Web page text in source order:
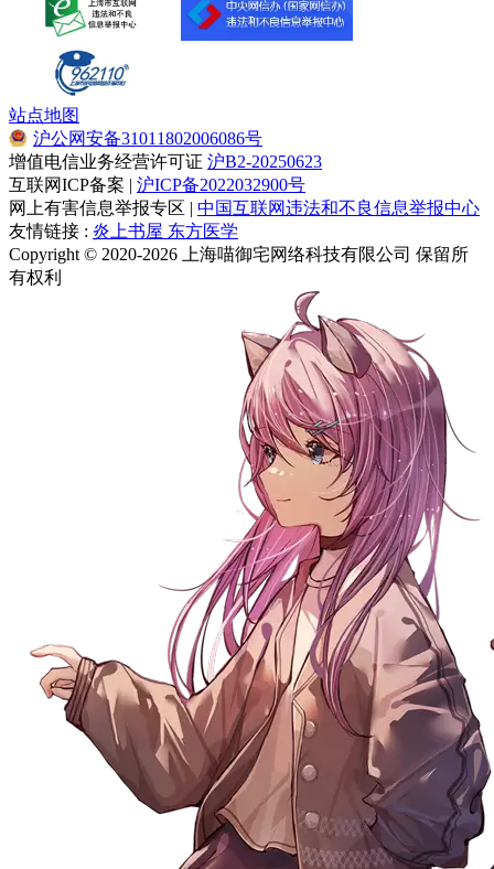
站点地图
沪公网安备31011802006086号
增值电信业务经营许可证 沪B2-20250623
互联网ICP备案 | 沪ICP备2022032900号
网上有害信息举报专区 | 中国互联网违法和不良信息举报中心
友情链接 : 炎上书屋 东方医学
Copyright © 2020-2026 上海喵御宅网络科技有限公司 保留所
有权利